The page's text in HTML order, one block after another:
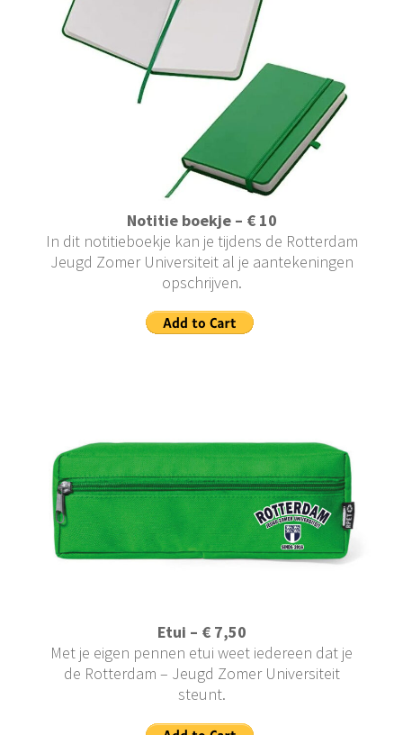
Notitie boekje – € 10
In dit notitieboekje kan je tijdens de Rotterdam
Jeugd Zomer Universiteit al je aantekeningen
opschrijven.
Etui – € 7,50
Met je eigen pennen etui weet iedereen dat je
de Rotterdam – Jeugd Zomer Universiteit
steunt.